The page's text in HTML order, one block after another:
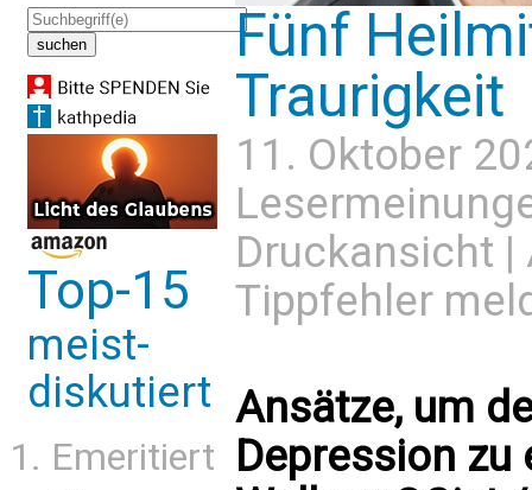
Top-15
meist-
diskutiert
Emeritiert
Fünf
Traurigkeit
11. Oktober
Druckansicht |
Tippfehler
Ansätze, um
Depression zu